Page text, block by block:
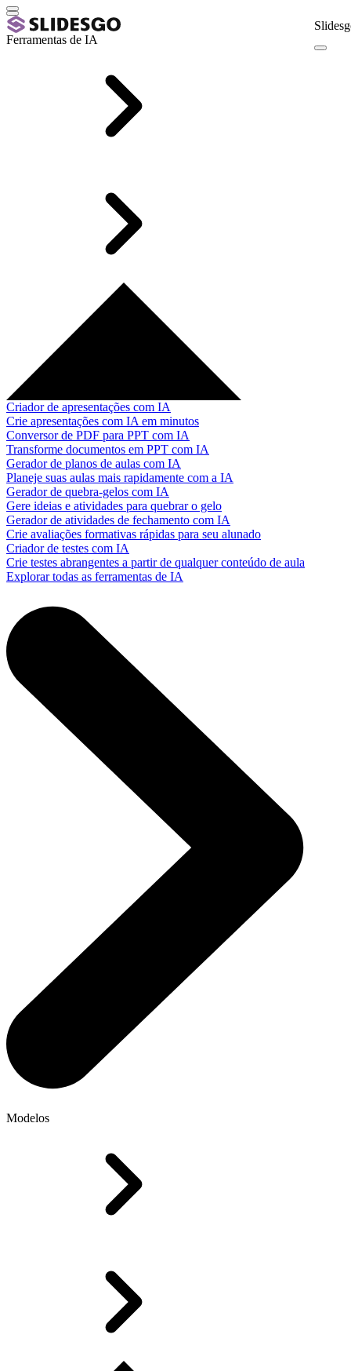
Ferramentas de IA
Criador de apresentações com IA
Crie apresentações com IA em minutos
Conversor de PDF para PPT com IA
Transforme documentos em PPT com IA
Gerador de planos de aulas com IA
Planeje suas aulas mais rapidamente com a IA
Gerador de quebra-gelos com IA
Gere ideias e atividades para quebrar o gelo
Gerador de atividades de fechamento com IA
Crie avaliações formativas rápidas para seu alunado
Criador de testes com IA
Crie testes abrangentes a partir de qualquer conteúdo de aula
Explorar todas as ferramentas de IA
Modelos